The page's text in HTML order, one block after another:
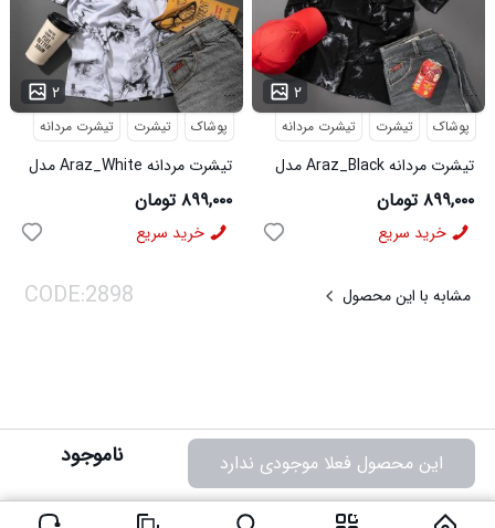
ناموجود این محصول فعلا موجودی ندارد
۲ ...
پوشاک تیشرت تیشرت مردانه
تیشرت مردانه Araz_White مدل
3992
۸۹۹,۰۰۰ تومان
خرید سریع
۲ ...
پوشاک تیشرت تیشرت مردانه
تیشرت مردانه Araz_Black مدل
3991
۸۹۹,۰۰۰ تومان
خرید سریع
مشابه با این محصول